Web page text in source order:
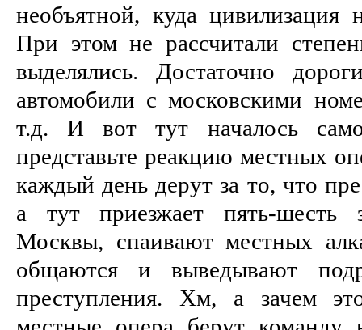
необъятной, куда цивилизация
При этом не рассчитали
выделялись. Достаточно
автомобили с московскими
т.д. И вот тут началось
представьте реакцию местных
каждый день дерут за то, что
а тут приезжает пять-шесть
Москвы, спаивают местных
общаются и выведывают
преступления. Хм, а зачем